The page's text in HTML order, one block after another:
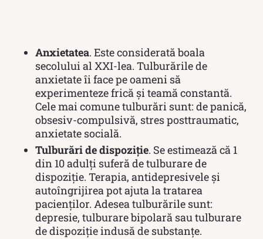
Anxietatea. Este considerată boala
secolului al XXI-lea. Tulburările de
anxietate îi face pe oameni să
experimenteze frică și teamă constantă.
Cele mai comune tulburări sunt: de panică,
obsesiv-compulsivă, stres posttraumatic,
anxietate socială.
Tulburări de dispoziție. Se estimează că 1
din 10 adulți suferă de tulburare de
dispoziție. Terapia, antidepresivele și
autoîngrijirea pot ajuta la tratarea
pacienților. Adesea tulburările sunt:
depresie, tulburare bipolară sau tulburare
de dispoziție indusă de substanțe.